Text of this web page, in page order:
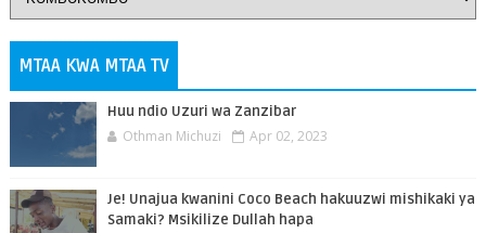
MTAA KWA MTAA TV
Huu ndio Uzuri wa Zanzibar
Othman Michuzi Apr 02, 2023
Je! Unajua kwanini Coco Beach hakuuzwi mishikaki ya
Samaki? Msikilize Dullah hapa